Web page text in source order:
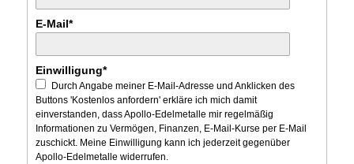
E-Mail*
Einwilligung*
Durch Angabe meiner E-Mail-Adresse und Anklicken des
Buttons 'Kostenlos anfordern' erkläre ich mich damit
einverstanden, dass Apollo-Edelmetalle mir regelmäßig
Informationen zu Vermögen, Finanzen, E-Mail-Kurse per E-Mail
zuschickt. Meine Einwilligung kann ich jederzeit gegenüber
Apollo-Edelmetalle widerrufen.